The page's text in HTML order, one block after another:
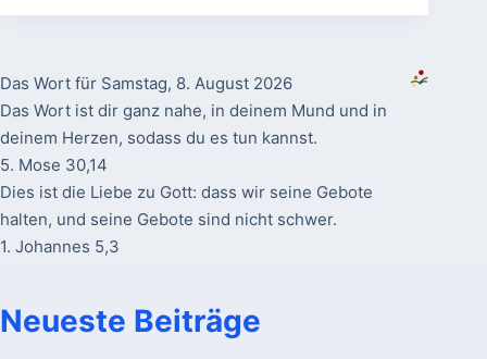
Das Wort für Samstag, 8. August 2026
Das Wort ist dir ganz nahe, in deinem Mund und in
deinem Herzen, sodass du es tun kannst.
5. Mose 30,14
Dies ist die Liebe zu Gott: dass wir seine Gebote
halten, und seine Gebote sind nicht schwer.
1. Johannes 5,3
Neueste Beiträge